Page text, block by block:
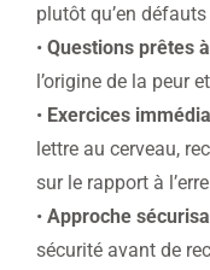
plutôt qu’en
• Questions prêtes
l’origine de la peur
• Exercices
lettre au cerveau,
sur le rapport à
• Approche
sécurité avant de